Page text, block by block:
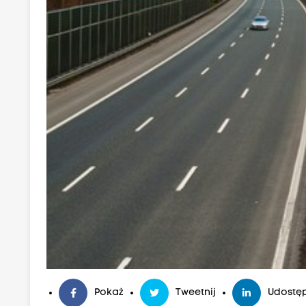
Pokaż Tweetnij